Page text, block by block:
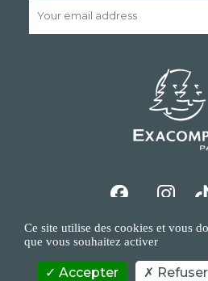
Ce site utilise des cookies et vous
que vous souhaitez activer
Accepter Refuser